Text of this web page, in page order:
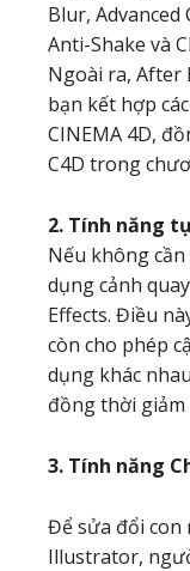
Blur, Advanced
Anti-Shake và
Ngoài ra, After
bạn kết hợp
CINEMA 4D,
C4D trong
2. Tính năng
Nếu không
dụng cảnh
Effects. Điều
còn cho phép
dụng khác
đồng thời giảm
3. Tính năng
Để sửa đổi con
Illustrator,